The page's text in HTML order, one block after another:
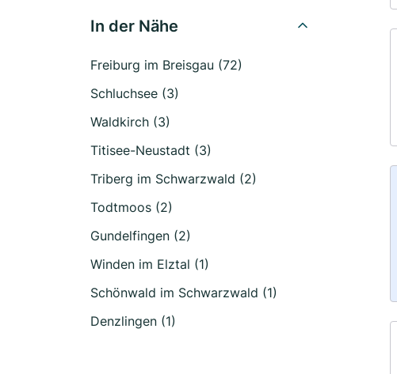
In der Nähe
Freiburg im Breisgau (72)
Schluchsee (3)
Waldkirch (3)
Titisee-Neustadt (3)
Triberg im Schwarzwald (2)
Todtmoos (2)
Gundelfingen (2)
Winden im Elztal (1)
Schönwald im Schwarzwald (1)
Denzlingen (1)